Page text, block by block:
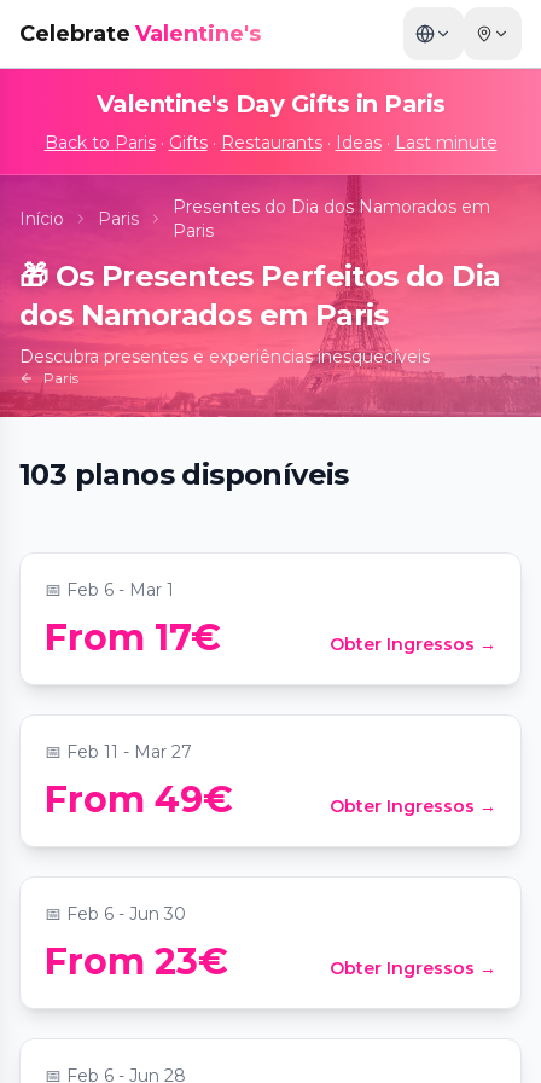
Celebrate Valentine's
Valentine's Day Gifts in Paris
Back to Paris· Gifts· Restaurants· Ideas· Last minute
Início Paris
Presentes do Dia dos Namorados em
Paris
🎁 Os Presentes Perfeitos do Dia
dos Namorados em Paris
Descubra presentes e experiências inesquecíveis
Paris
103 planos disponíveis
M.C. Escher - Exposition
📅 Feb 6 - Mar 1
From 17€ Obter Ingressos →
Paris, L’Odyssée Céleste
📍Eglise Saint-Eustache
📅 Feb 11 - Mar 27
From 49€ Obter Ingressos →
Paradox Museum Paris
📍Paradox Museum Paris
📅 Feb 6 - Jun 30
From 23€ Obter Ingressos →
Expo Street art Paris - Zoo Art Show
📍4 Pl. de la Défense
📅 Feb 6 - Jun 28